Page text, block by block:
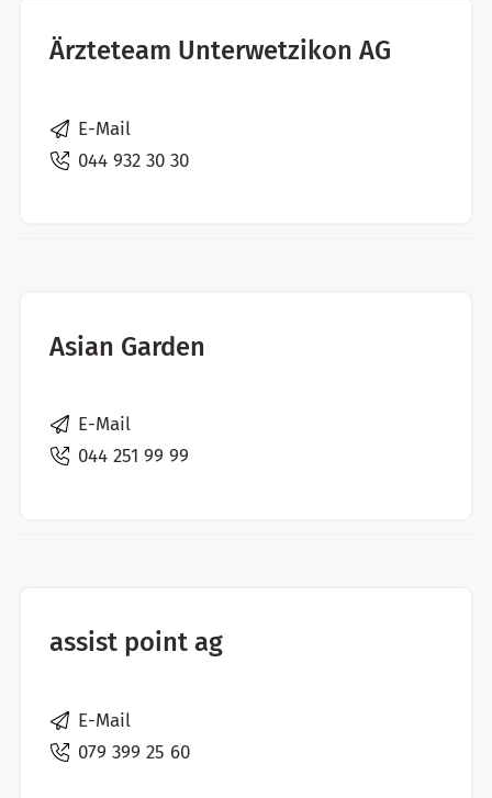
Ärzteteam Unterwetzikon AG
E-Mail
044 932 30 30
Asian Garden
E-Mail
044 251 99 99
assist point ag
E-Mail
079 399 25 60